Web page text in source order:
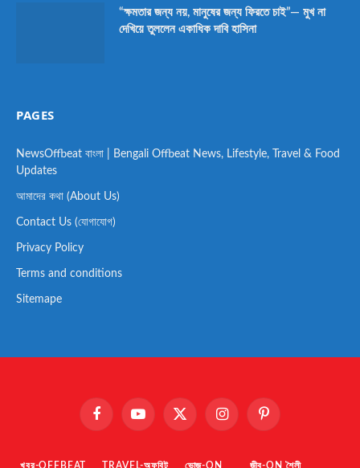
“ক্ষমতার জন্য নয়, মানুষের জন্য ফিরতে চাই”— মুখ না
দেখিয়ে তুললেন একাধিক দাবি হাসিনা
PAGES
NewsOffbeat বাংলা | Bengali Offbeat News, Lifestyle, Travel & Food
Updates
আমাদের কথা (About Us)
Contact Us (যোগাযোগ)
Privacy Policy
Terms and conditions
Sitemape
FacebookYouTube X
InstagramPinterest
খবর-OFFBEAT TRAVEL-অফবিট ভোজ-ON জীব-ON শৈলী